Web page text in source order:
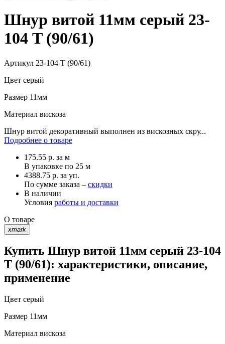
Шнур витой 11мм серый 23-
104 T (90/61)
Артикул 23-104 T (90/61)
Цвет серый
Размер 11мм
Материал вискоза
Шнур витой декоративный выполнен из вискозных скру...
Подробнее о товаре
175.55 р. за м
В упаковке по 25 м
4388.75 р. за уп.
По сумме заказа – скидки
В наличии
Условия работы и доставки
О товаре
xmark
Купить Шнур витой 11мм серый 23-104
T (90/61): характеристики, описание,
применение
Цвет серый
Размер 11мм
Материал вискоза